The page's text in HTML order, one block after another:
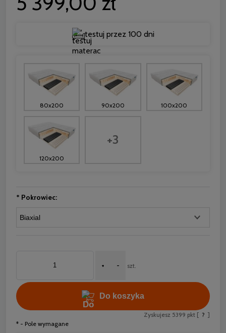
testuj przez 100 dni
80x200 90x200 100x200
120x200
+3
* Pokrowiec:
+ - szt.
Do koszyka
Zyskujesz 5399 pkt [ ? ]
* - Pole wymagane